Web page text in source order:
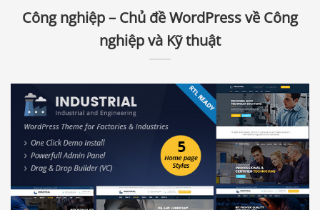
Công nghiệp – Chủ đề WordPress về Công
nghiệp và Kỹ thuật